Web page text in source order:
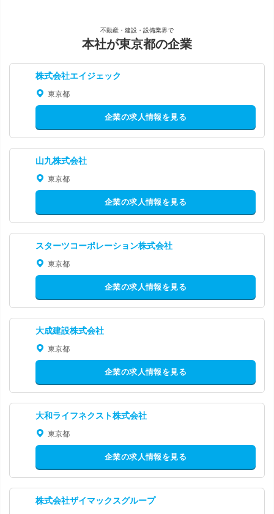
不動産・建設・設備業界で
本社が東京都の企業
株式会社エイジェック
東京都
企業の求人情報を見る
山九株式会社
東京都
企業の求人情報を見る
スターツコーポレーション株式会社
東京都
企業の求人情報を見る
大成建設株式会社
東京都
企業の求人情報を見る
大和ライフネクスト株式会社
東京都
企業の求人情報を見る
株式会社ザイマックスグループ